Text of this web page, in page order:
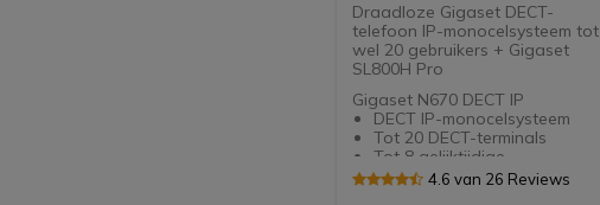
Draadloze Gigaset DECT-
telefoon IP-monocelsysteem tot
wel 20 gebruikers + Gigaset
SL800H Pro
Gigaset N670 DECT IP
DECT IP-monocelsysteem
Tot 20 DECT-terminals
Tot 8 gelijktijdige
spraakoproepen
4.6 van 26 Reviews